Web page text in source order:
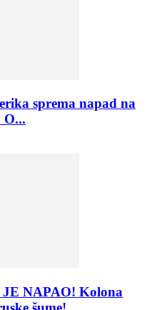
sprema napad na
O...
NAPAO! Kolona